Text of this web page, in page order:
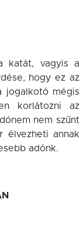
katát, vagyis a
hogy ez az
jogalkotó mégis
korlátozni az
nem szűnt
élvezheti annak
adónk.